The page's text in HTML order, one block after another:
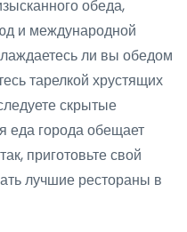
обеда,
и международной
ли вы обедом
тарелкой хрустящих
скрытые
еда города обещает
приготовьте свой
лучшие рестораны в